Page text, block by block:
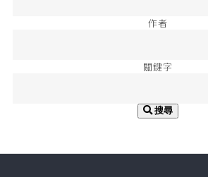
作者
關鍵字
搜尋